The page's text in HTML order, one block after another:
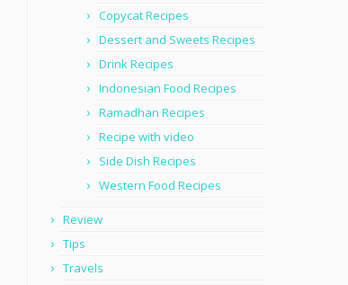
Copycat Recipes
Dessert and Sweets Recipes
Drink Recipes
Indonesian Food Recipes
Ramadhan Recipes
Recipe with video
Side Dish Recipes
Western Food Recipes
Review
Tips
Travels